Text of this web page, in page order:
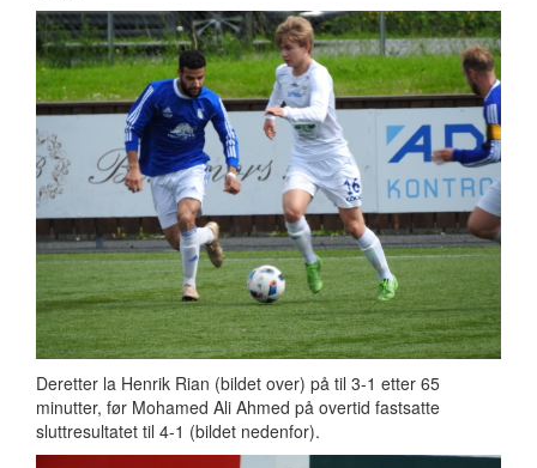
Deretter la Henrik Rian (bildet over) på til 3-1 etter 65
minutter, før Mohamed Ali Ahmed på overtid fastsatte
sluttresultatet til 4-1 (bildet nedenfor).